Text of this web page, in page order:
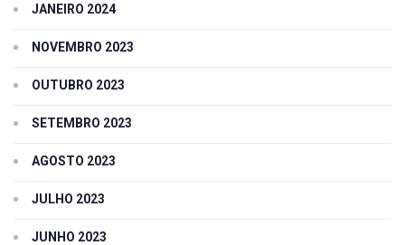
JANEIRO 2024
NOVEMBRO 2023
OUTUBRO 2023
SETEMBRO 2023
AGOSTO 2023
JULHO 2023
JUNHO 2023